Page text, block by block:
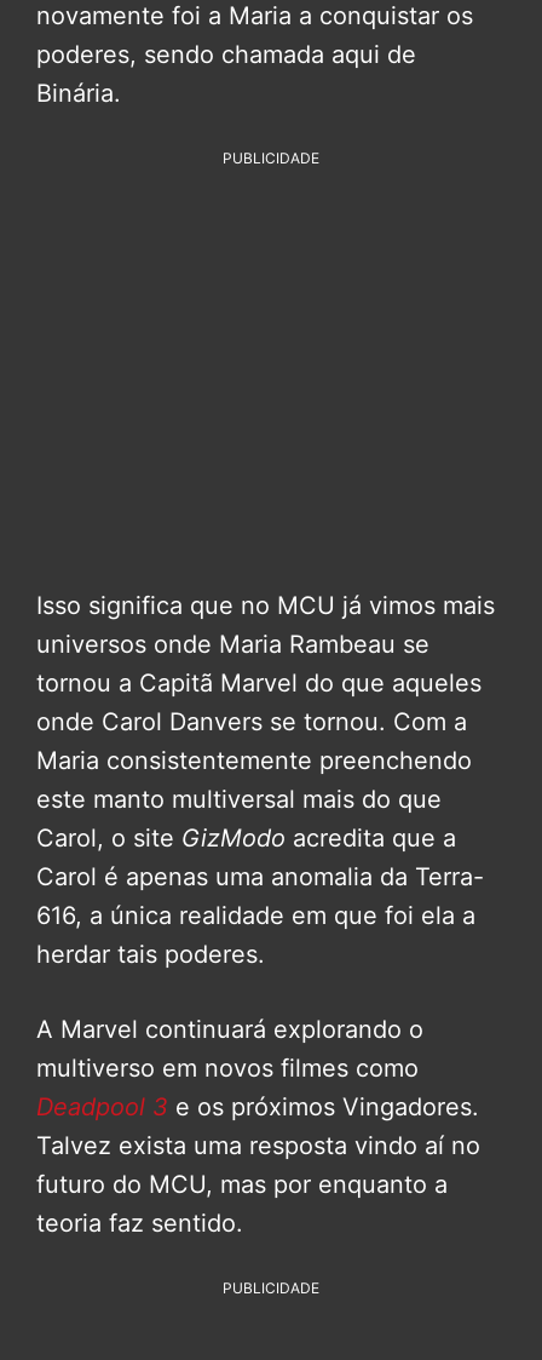
novamente foi a Maria a conquistar os
poderes, sendo chamada aqui de
Binária.
PUBLICIDADE
Isso significa que no MCU já vimos mais
universos onde Maria Rambeau se
tornou a Capitã Marvel do que aqueles
onde Carol Danvers se tornou. Com a
Maria consistentemente preenchendo
este manto multiversal mais do que
Carol, o site GizModo acredita que a
Carol é apenas uma anomalia da Terra-
616, a única realidade em que foi ela a
herdar tais poderes.
A Marvel continuará explorando o
multiverso em novos filmes como
Deadpool 3 e os próximos Vingadores.
Talvez exista uma resposta vindo aí no
futuro do MCU, mas por enquanto a
teoria faz sentido.
PUBLICIDADE